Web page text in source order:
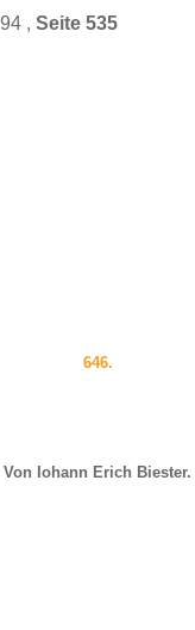
, Seite 535
646.
Von Iohann Erich Biester.